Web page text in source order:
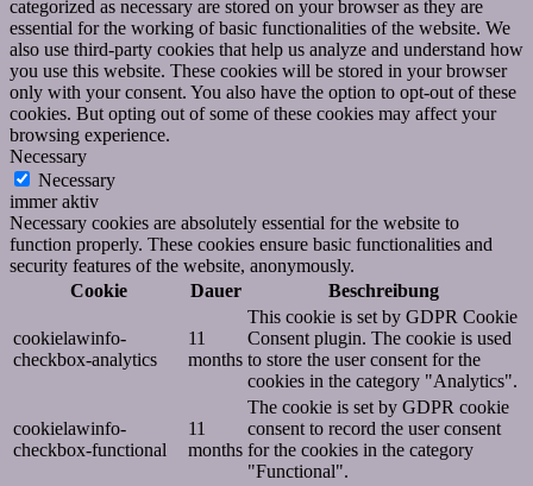
categorized as necessary are stored on your browser as they are
essential for the working of basic functionalities of the website. We
also use third-party cookies that help us analyze and understand how
you use this website. These cookies will be stored in your browser
only with your consent. You also have the option to opt-out of these
cookies. But opting out of some of these cookies may affect your
browsing experience.
Necessary
Necessary
immer aktiv
Necessary cookies are absolutely essential for the website to
function properly. These cookies ensure basic functionalities and
security features of the website, anonymously.
Cookie
Dauer Beschreibung
cookielawinfo-
checkbox-analytics
11
months
This cookie is set by GDPR Cookie
Consent plugin. The cookie is used
to store the user consent for the
cookies in the category "Analytics".
cookielawinfo-
checkbox-functional
11
months
The cookie is set by GDPR cookie
consent to record the user consent
for the cookies in the category
"Functional".